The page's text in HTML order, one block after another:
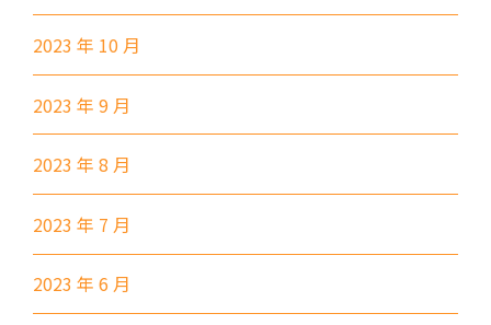
保姆車1
前往方法
西貢分校
巴士
92, 299, 792M
小巴
1A
前往方法
東涌分校
2023 年 10 月
2023 年 9 月
2023 年 8 月
2023 年 7 月
2023 年 6 月